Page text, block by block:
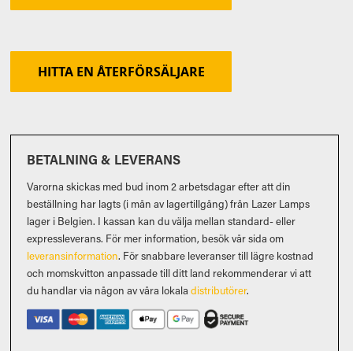
HITTA EN ÅTERFÖRSÄLJARE
BETALNING & LEVERANS
Varorna skickas med bud inom 2 arbetsdagar efter att din
beställning har lagts (i mån av lagertillgång) från Lazer Lamps
lager i Belgien. I kassan kan du välja mellan standard- eller
expressleverans. För mer information, besök vår sida om
leveransinformation. För snabbare leveranser till lägre kostnad
och momskvitton anpassade till ditt land rekommenderar vi att
du handlar via någon av våra lokaladistributörer.